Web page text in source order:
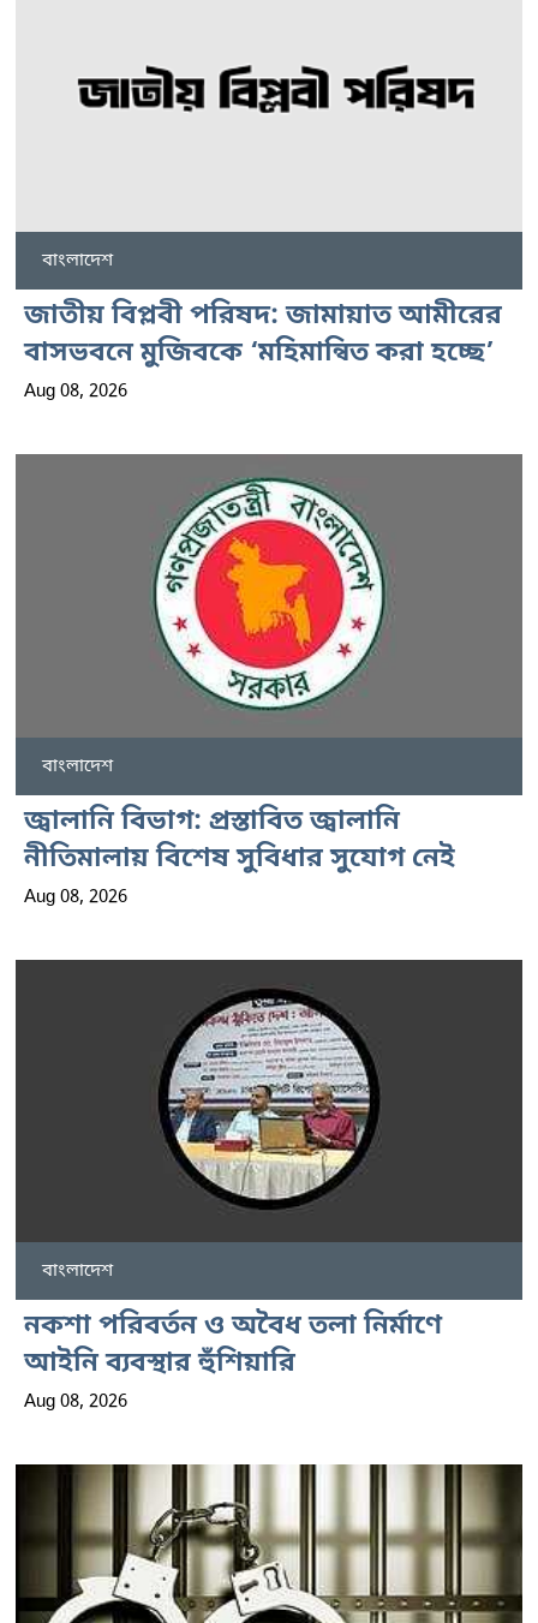
বাংলাদেশ
জাতীয় বিপ্লবী পরিষদ: জামায়াত আমীরের
বাসভবনে মুজিবকে ‘মহিমান্বিত করা হচ্ছে’
Aug 08, 2026
বাংলাদেশ
জ্বালানি বিভাগ: প্রস্তাবিত জ্বালানি
নীতিমালায় বিশেষ সুবিধার সুযোগ নেই
Aug 08, 2026
বাংলাদেশ
নকশা পরিবর্তন ও অবৈধ তলা নির্মাণে
আইনি ব্যবস্থার হুঁশিয়ারি
Aug 08, 2026